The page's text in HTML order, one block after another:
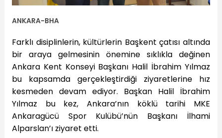
ANKARA-BHA
Farklı disiplinlerin, kültürlerin Başkent çatısı altında
bir araya gelmesinin önemine sıklıkla değinen
Ankara Kent Konseyi Başkanı Halil İbrahim Yılmaz
bu kapsamda gerçekleştirdiği ziyaretlerine hız
kesmeden devam ediyor. Başkan Halil İbrahim
Yılmaz bu kez, Ankara’nın köklü tarihi MKE
Ankaragücü Spor Kulübü’nün Başkanı İlhami
Alparslan’ı ziyaret etti.